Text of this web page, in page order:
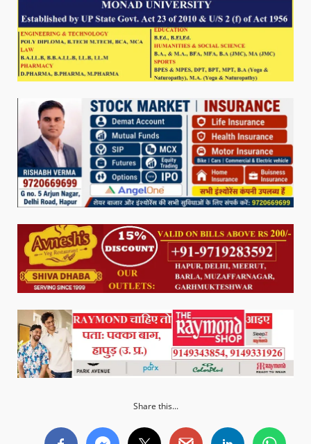
Share this...